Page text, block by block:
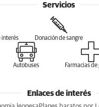
Servicios
interés Donación de sangre
Autobuses Farmacias
Enlaces de interés